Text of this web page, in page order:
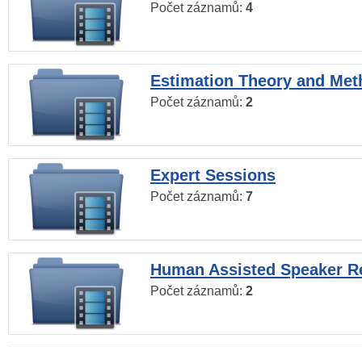
Počet záznamů: 4
Estimation Theory and
Počet záznamů: 2
Expert Sessions
Počet záznamů: 7
Human Assisted Speaker
Počet záznamů: 2